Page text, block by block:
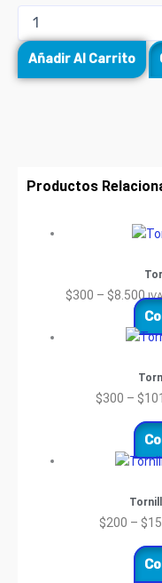
Añadir Al Carrito
Productos
$300 – $8.500
$300 – $
$200 – $